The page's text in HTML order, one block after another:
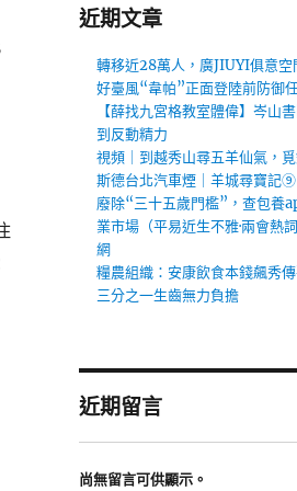
近期文章
轉移近28萬人，廣JIUYI俱意空
好臺風“韋帕”正面登陸前防御
【薛找九宮格教室體偉】岑山
到反動精力
視頻｜到越秀山尋五羊仙氣，
斯德台北汽車煙｜羊城尋寶記⑨
廢除“三十五歲門檻”，查包養
業市場（平易近生不雅·兩會熱
網
糧農組織：安康飲食本錢飆秀
三分之一生齒無力負擔
近期留言
尚無留言可供顯示。